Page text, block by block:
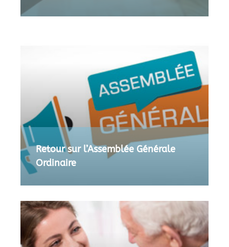
Retour sur l’Assemblée Générale
Ordinaire